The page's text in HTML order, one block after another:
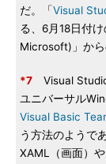
だ。「Visual
る、6月18日付
Microsoft)」から
*7 Visual
ユニバーサル
Visual Basic
う方法のようで
XAML（画面）